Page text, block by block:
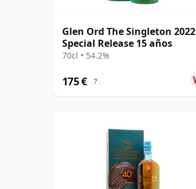
Glen Ord The Singleton 2022
Special Release 15 años
70cl • 54.2%
175 € ?